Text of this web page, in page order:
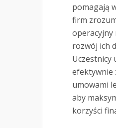
pomagają
firm
operacyjny
rozwój ich
Uczestnicy
efektywnie
umowami
aby
korzyści